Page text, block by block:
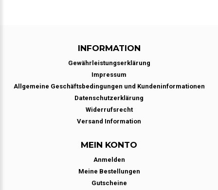
INFORMATION
Gewährleistungserklärung
Impressum
Allgemeine Geschäftsbedingungen und Kundeninformationen
Datenschutzerklärung
Widerrufsrecht
Versand Information
MEIN KONTO
Anmelden
Meine Bestellungen
Gutscheine